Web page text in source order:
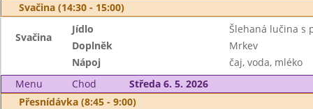
Svačina (14:30 - 15:00)
Svačina
Jídlo
Šlehaná lučina s
Doplněk
Mrkev
Nápoj
čaj, voda, mléko
Menu
Chod
Středa 6. 5. 2026
Přesnídávka (8:45 - 9:00)